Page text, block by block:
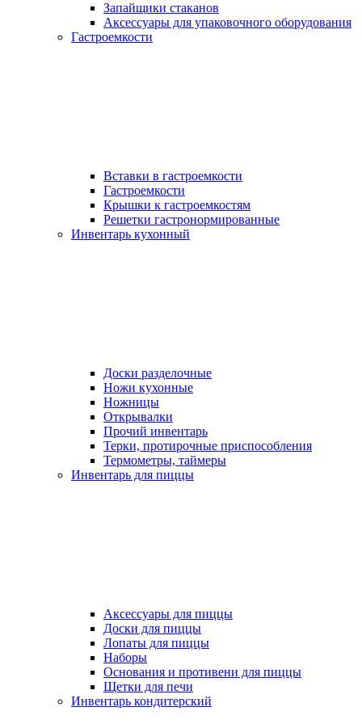
Запайщики стаканов
Аксессуары для упаковочного оборудования
Гастроемкости
Вставки в гастроемкости
Гастроемкости
Крышки к гастроемкостям
Решетки гастронормированные
Инвентарь кухонный
Доски разделочные
Ножи кухонные
Ножницы
Открывалки
Прочий инвентарь
Терки, протирочные приспособления
Термометры, таймеры
Инвентарь для пиццы
Аксессуары для пиццы
Доски для пиццы
Лопаты для пиццы
Наборы
Основания и противени для пиццы
Щетки для печи
Инвентарь кондитерский